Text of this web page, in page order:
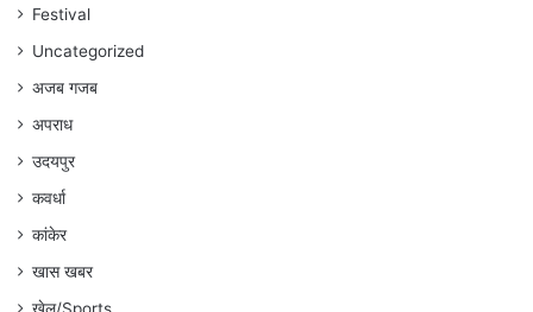
गौरहाFestival
Uncategorized
अजब गजब
अपराध
उदयपुर
कवर्धा
कांकेर
खास खबर